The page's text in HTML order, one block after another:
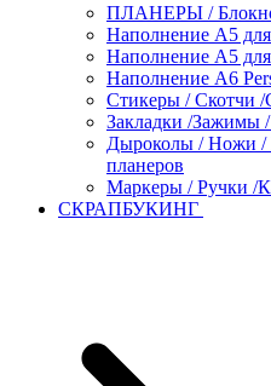
ПЛАНЕРЫ /
Наполнение А5
Наполнение А5
Наполнение А6
Стикеры / Скотчи /
Закладки /Зажимы
Дыроколы / Ножи /
планеров
Маркеры / Ручки /
СКРАПБУКИНГ